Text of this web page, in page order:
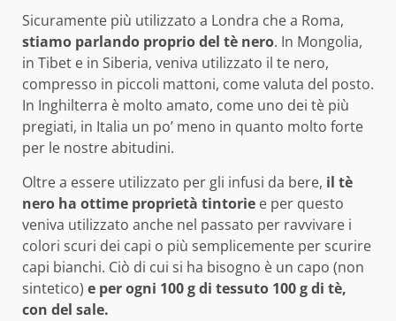
Sicuramente più utilizzato a Londra che a Roma,
stiamo parlando proprio del tè nero. In Mongolia,
in Tibet e in Siberia, veniva utilizzato il te nero,
compresso in piccoli mattoni, come valuta del posto.
In Inghilterra è molto amato, come uno dei tè più
pregiati, in Italia un po’ meno in quanto molto forte
per le nostre abitudini.
Oltre a essere utilizzato per gli infusi da bere, il tè
nero ha ottime proprietà tintorie e per questo
veniva utilizzato anche nel passato per ravvivare i
colori scuri dei capi o più semplicemente per scurire
capi bianchi. Ciò di cui si ha bisogno è un capo (non
sintetico) e per ogni 100 g di tessuto 100 g di tè,
con del sale.